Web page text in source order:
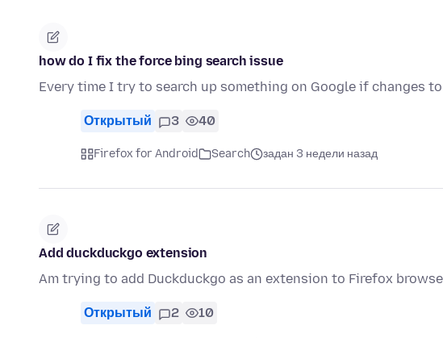
how do I fix the force bing search issue
Every time I try to search up something on Google if changes
Открытый 3 40
Firefox for Android Search задан 3 недели назад
Add duckduckgo extension
Am trying to add Duckduckgo as an extension to Firefox
Открытый 2 10